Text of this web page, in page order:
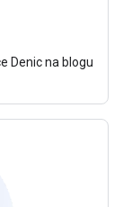
Denic na blogu